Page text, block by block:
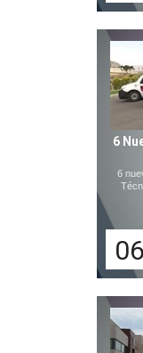
6
6
06